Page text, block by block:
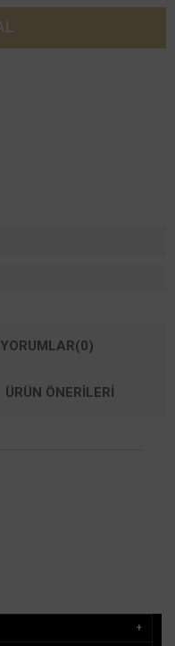
YORUMLAR(0)
ÜRÜN ÖNERILERI